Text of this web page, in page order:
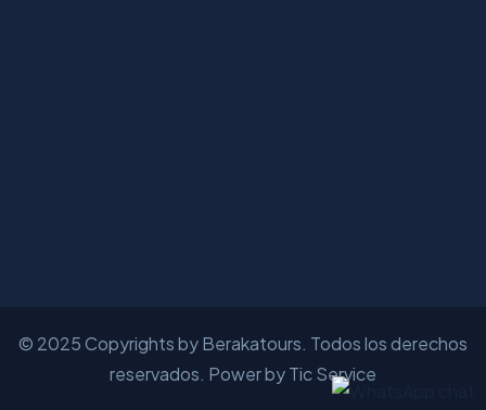
© 2025 Copyrights by Berakatours. Todos los derechos
reservados. Power by Tic Service